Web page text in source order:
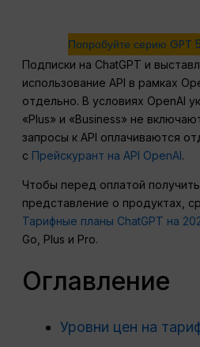
Попробуйте серию GPT
Подписки на ChatGPT и
использование API в рамках
отдельно. В условиях OpenAI
«Plus» и «Business» не
запросы к API оплачиваются
с Прейскурант на API OpenAI.
Чтобы перед оплатой
представление о продуктах,
Тарифные планы ChatGPT на
Go, Plus и Pro.
Оглавление
Уровни цен на